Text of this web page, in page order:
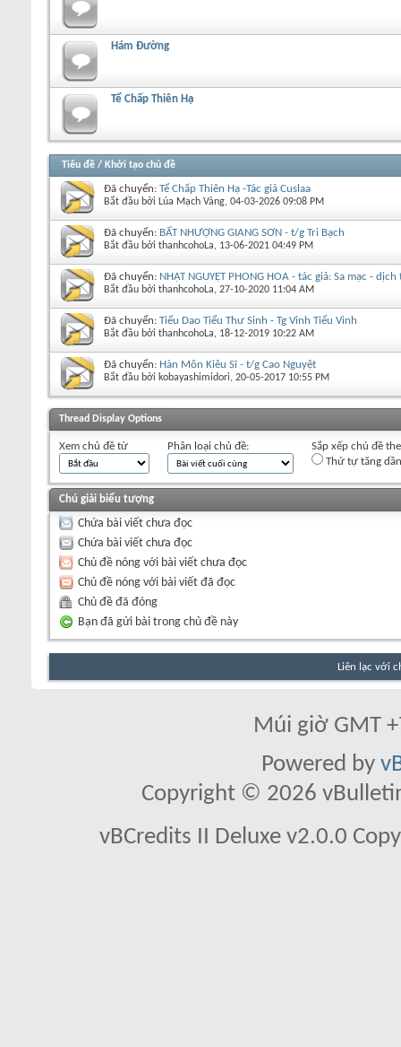
Hám Đường
Tể Chấp Thiên Hạ
Tiêu đề / Khởi tạo chủ đề
Đã chuyển: Tể Chấp Thiên Hạ -Tác giả Cuslaa
Bắt đầu bởi Lúa Mạch Vàng‎, 04-03-2026 09:08 PM
Đã chuyển: BẤT NHƯỢNG GIANG SƠN - t/g Tri Bạch
Bắt đầu bởi thanhcohoLa‎, 13-06-2021 04:49 PM
Đã chuyển: NHẬT NGUYỆT PHONG HOA - tác giả: Sa mạc -
Bắt đầu bởi thanhcohoLa‎, 27-10-2020 11:04 AM
Đã chuyển: Tiểu Dao Tiểu Thư Sinh - Tg Vinh Tiểu Vinh
Bắt đầu bởi thanhcohoLa‎, 18-12-2019 10:22 AM
Đã chuyển: Hàn Môn Kiêu Sĩ - t/g Cao Nguyệt
Bắt đầu bởi kobayashimidori‎, 20-05-2017 10:55 PM
+Viết chủ đề mới
Thread Display Options
Xem chủ đề từ Phân loại chủ đề:
Sắp xếp chủ đề
Thứ tự tăng dần
Chú giải biểu tượng
Chứa bài viết chưa đọc
Chứa bài viết chưa đọc
Chủ đề nóng với bài viết chưa đọc
Chủ đề nóng với bài viết đã đọc
Chủ đề đã đóng
Bạn đã gửi bài trong chủ đề này
Liên lạc với
Múi giờ GMT
Powered by
Copyright © 2026
vBCredits II Deluxe v2.0.0